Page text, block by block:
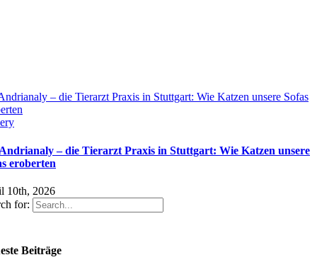
– die Tierarzt Praxis in Stuttgart: Wie Katzen unsere Sofas
– die Tierarzt Praxis in Stuttgart: Wie Katzen unsere
eroberten
10th, 2026
for:
Beiträge